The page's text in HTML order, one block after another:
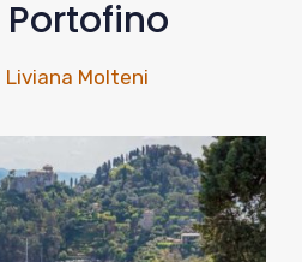
Portofino
Liviana Molteni